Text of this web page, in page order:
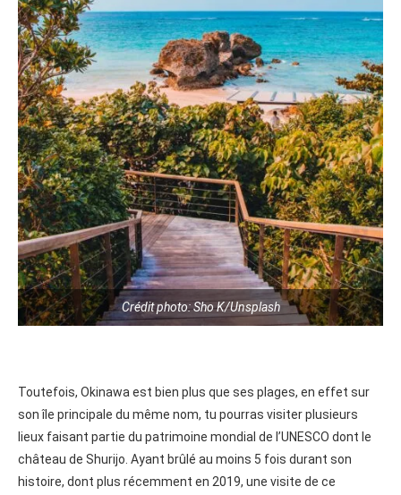
Crédit photo: Sho K/Unsplash
Toutefois, Okinawa est bien plus que ses plages, en effet sur
son île principale du même nom, tu pourras visiter plusieurs
lieux faisant partie du patrimoine mondial de l’UNESCO dont le
château de Shurijo. Ayant brûlé au moins 5 fois durant son
histoire, dont plus récemment en 2019, une visite de ce